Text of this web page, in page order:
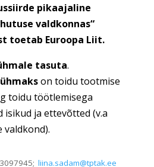
pikaajaline
valdkonnas“
toetab Euroopa Liit.
tasuta.
on toidu tootmise
toidu töötlemisega
isikud ja ettevõtted (v.a
valdkond).
liina.sadam@tptak.ee